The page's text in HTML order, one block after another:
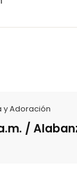
y Adoración
/